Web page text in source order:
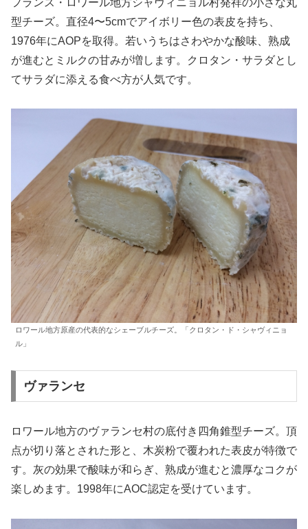
型チーズ。直径4〜5cmでアイボリー色の表皮を持ち、
1976年にAOPを取得。若いうちはさわやかな酸味、熟成
が進むとミルクの甘みが増します。クロタン・サラダとし
てサラダに添える食べ方が人気です。
ロワール地方原産の代表的なシェーブルチーズ。「クロタン・ド・シャヴィニョ
ル」
ヴァランセ
ロワール地方のヴァランセ村の底付き四角錐型チーズ。頂
点が切り落とされた形と、木炭粉で覆われた表皮が特徴で
す。灰の効果で酸味が和らぎ、熟成が進むと濃厚なコクが
楽しめます。1998年にAOC認定を受けています。